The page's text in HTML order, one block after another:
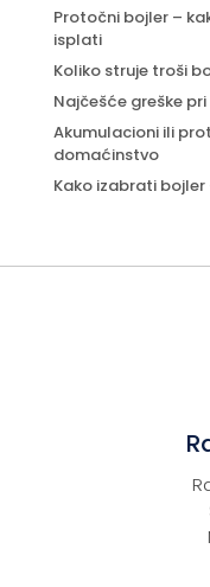
Protočni bojler –
isplati
Koliko struje troši
Najčešće greške
Akumulacioni ili
domaćinstvo
Kako izabrati